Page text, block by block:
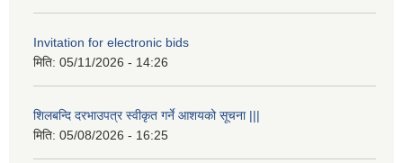
Invitation for electronic bids
मिति: 05/11/2026 - 14:26
शिलबन्दि दरभाउपत्र स्वीकृत गर्ने आशयको सूचना |||
मिति: 05/08/2026 - 16:25